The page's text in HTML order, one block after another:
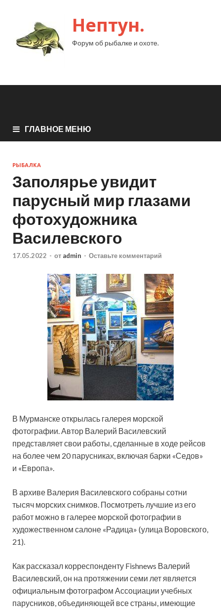
Нептун.
Форум об рыбалке и охоте.
ГЛАВНОЕ МЕНЮ
РЫБАЛКА
Заполярье увидит
парусный мир глазами
фотохудожника
Василевского
17.05.2022 - от admin - Оставьте комментарий
В Мурманске открылась галерея морской
фотографии. Автор Валерий Василевский
представляет свои работы, сделанные в ходе рейсов
на более чем 20 парусниках, включая барки «Седов»
и «Европа».
В архиве Валерия Василевского собраны сотни
тысяч морских снимков. Посмотреть лучшие из его
работ можно в галерее морской фотографии в
художественном салоне «Радица» (улица Воровского,
21).
Как рассказал корреспонденту Fishnews Валерий
Василевский, он на протяжении семи лет является
официальным фотографом Ассоциации учебных
парусников, объединяющей все страны, имеющие